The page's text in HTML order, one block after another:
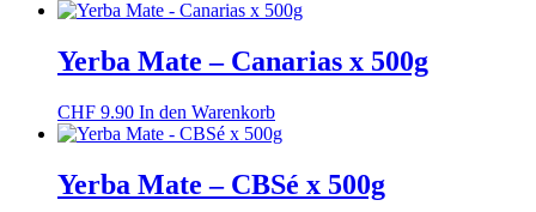
Yerba Mate – Canarias x 500g
CHF 9.90 In den Warenkorb
Yerba Mate – CBSé x 500g